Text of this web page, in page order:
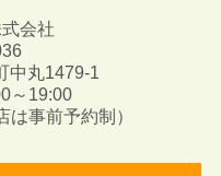
会社
中丸1479-1
～19:00
事前予約制）